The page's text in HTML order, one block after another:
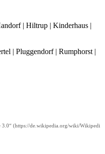
| Hiltrup | Kinderhaus |
| Pluggendorf| Rumphorst |
3.0“